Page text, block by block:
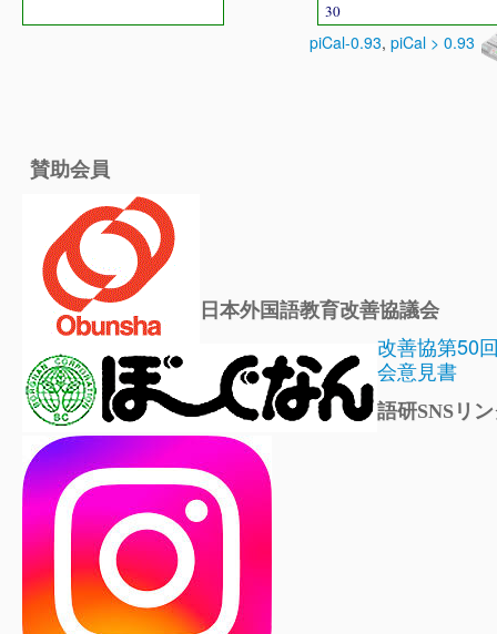
30
piCal-0.93, piCal > 0.93
賛助会員
日本外国語教育改善協議会
改善協第50
会意見書
語研SNSリ